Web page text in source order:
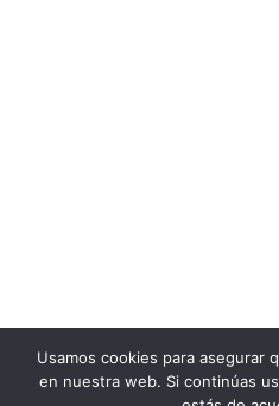
Usamos cookies para asegurar
en nuestra web. Si continúas